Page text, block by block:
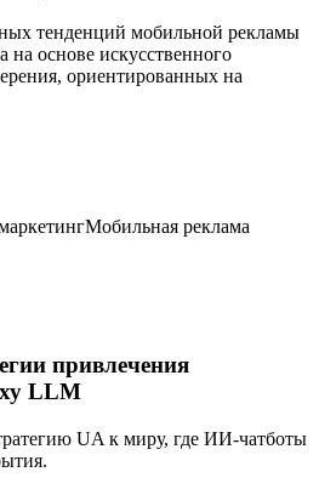
тенденций мобильной рекламы
на основе искусственного
ориентированных на
Мобильная реклама
привлечения
LLM
UA к миру, где ИИ-чатботы